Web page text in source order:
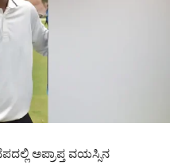
ಅಪ್ರಾಪ್ತ ವಯಸ್ಸಿನ